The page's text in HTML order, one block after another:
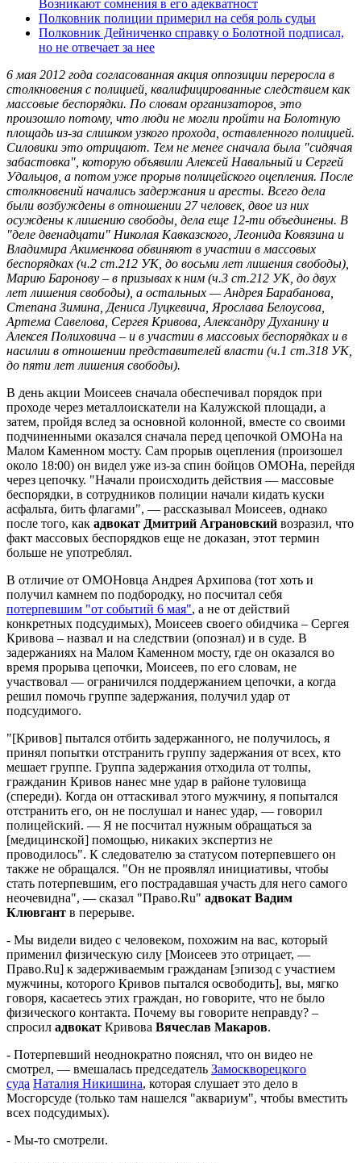
Возникают сомнения в его адекватност
Полковник полиции примерил на себя роль судьи
Полковник Дейниченко справку о Болотной подписал,
но не отвечает за нее
6 мая 2012 года согласованная акция оппозиции переросла в
столкновения с полицией, квалифицированные следствием как
массовые беспорядки. По словам организаторов, это
произошло потому, что люди не могли пройти на Болотную
площадь из-за слишком узкого прохода, оставленного полицией.
Силовики это отрицают. Тем не менее сначала была "сидячая
забастовка", которую объявили Алексей Навальный и Сергей
Удальцов, а потом уже прорыв полицейского оцепления. После
столкновений начались задержания и аресты. Всего дела
были возбуждены в отношении 27 человек, двое из них
осуждены к лишению свободы, дела еще 12-ти объединены. В
"деле двенадцати" Николая Кавказского, Леонида Ковязина и
Владимира Акименкова обвиняют в участии в массовых
беспорядках (ч.2 ст.212 УК, до восьми лет лишения свободы),
Марию Баронову – в призывах к ним (ч.3 ст.212 УК, до двух
лет лишения свободы), а остальных — Андрея Барабанова,
Степана Зимина, Дениса Луцкевича, Ярослава Белоусова,
Артема Савелова, Сергея Кривова, Александру Духанину и
Алексея Полиховича – и в участии в массовых беспорядках и в
насилии в отношении представителей власти (ч.1 ст.318 УК,
до пяти лет лишения свободы).
В день акции Моисеев сначала обеспечивал порядок при
проходе через металлоискатели на Калужской площади, а
затем, пройдя вслед за основной колонной, вместе со своими
подчиненными оказался сначала перед цепочкой ОМОНа на
Малом Каменном мосту. Сам прорыв оцепления (произошел
около 18:00) он видел уже из-за спин бойцов ОМОНа, перейдя
через цепочку. "Начали происходить действия — массовые
беспорядки, в сотрудников полиции начали кидать куски
асфальта, бить флагами", — рассказывал Моисеев, однако
после того, как адвокат Дмитрий Аграновский возразил, что
факт массовых беспорядков еще не доказан, этот термин
больше не употреблял.
В отличие от ОМОНовца Андрея Архипова (тот хоть и
получил камнем по подбородку, но посчитал себя
потерпевшим "от событий 6 мая", а не от действий
конкретных подсудимых), Моисеев своего обидчика – Сергея
Кривова – назвал и на следствии (опознал) и в суде. В
задержаниях на Малом Каменном мосту, где он оказался во
время прорыва цепочки, Моисеев, по его словам, не
участвовал — ограничился поддержанием цепочки, а когда
решил помочь группе задержания, получил удар от
подсудимого.
"[Кривов] пытался отбить задержанного, не получилось, я
принял попытки отстранить группу задержания от всех, кто
мешает группе. Группа задержания отходила от толпы,
гражданин Кривов нанес мне удар в районе туловища
(спереди). Когда он оттаскивал этого мужчину, я попытался
отстранить его, он не послушал и нанес удар, — говорил
полицейский. — Я не посчитал нужным обращаться за
[медицинской] помощью, никаких экспертиз не
проводилось". К следователю за статусом потерпевшего он
также не обращался. "Он не проявлял инициативы, чтобы
стать потерпевшим, его пострадавшая участь для него самого
неочевидна", — сказал "Право.Ru" адвокат Вадим
Клювгант в перерыве.
- Мы видели видео с человеком, похожим на вас, который
применил физическую силу [Моисеев это отрицает, —
Право.Ru] к задерживаемым гражданам [эпизод с участием
мужчины, которого Кривов пытался освободить], вы, мягко
говоря, касаетесь этих граждан, но говорите, что не было
физического контакта. Почему вы говорите неправду? –
спросил адвокат Кривова Вячеслав Макаров.
- Потерпевший неоднократно пояснял, что он видео не
смотрел, — вмешалась председатель Замоскворецкого
суда Наталия Никишина, которая слушает это дело в
Мосгорсуде (только там нашелся "аквариум", чтобы вместить
всех подсудимых).
- Мы-то смотрели.